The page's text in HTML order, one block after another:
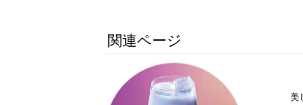
関連ページ
美